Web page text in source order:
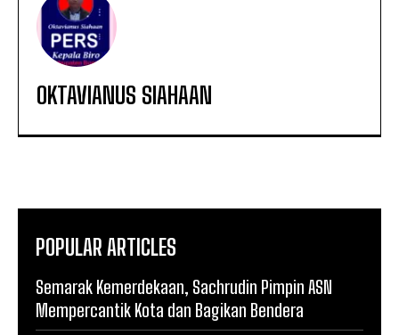
OKTAVIANUS SIAHAAN
POPULAR ARTICLES
Semarak Kemerdekaan, Sachrudin Pimpin ASN
Mempercantik Kota dan Bagikan Bendera